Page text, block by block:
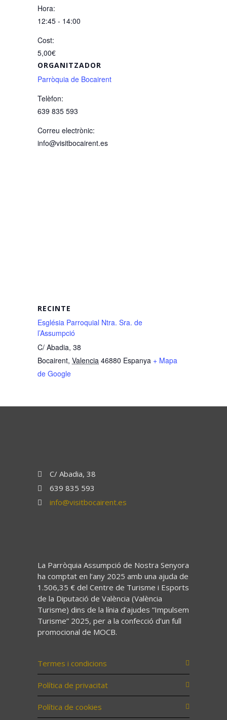
Hora:
12:45 - 14:00
Cost:
5,00€
ORGANITZADOR
Parròquia de Bocairent
Telèfon:
639 835 593
Correu electrònic:
info@visitbocairent.es
RECINTE
Església Parroquial Ntra. Sra. de
l’Assumpció
C/ Abadia, 38
Bocairent, Valencia 46880 Espanya + Mapa
de Google
C/ Abadia, 38
639 835 593
info@visitbocairent.es
La Parròquia Assumpció de Nostra Senyora
ha comptat en l’any 2025 amb una ajuda de
1.506,35 € del Centre de Turisme i Esports
de la Diputació de València (València
Turisme) dins de la línia d’ajudes “Impulsem
Turisme” 2025, per a la confecció d’un full
promocional de MOCB.
Termes i condicions
Política de privacitat
Política de cookies